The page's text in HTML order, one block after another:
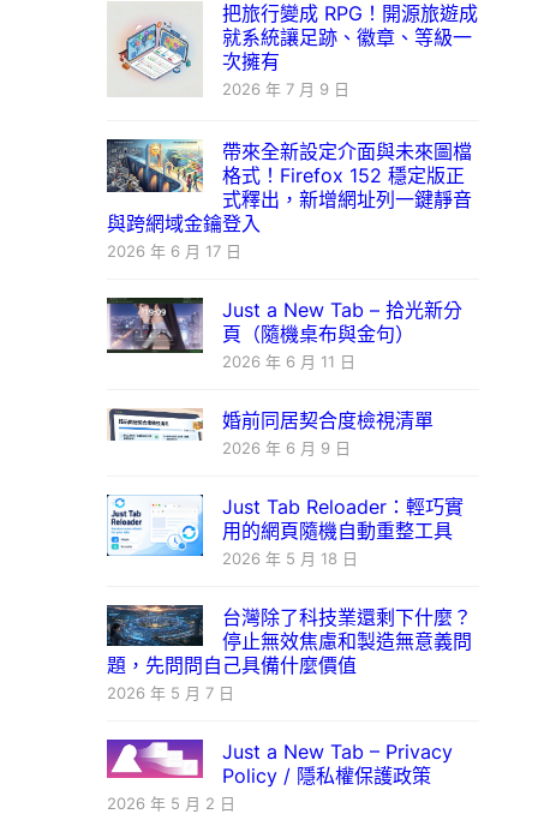
把旅行變成 RPG！開源旅遊成
就系統讓足跡、徽章、等級一
次擁有
2026 年 7 月 9 日
帶來全新設定介面與未來圖檔
格式！Firefox 152 穩定版正
式釋出，新增網址列一鍵靜音
與跨網域金鑰登入
2026 年 6 月 17 日
Just a New Tab – 拾光新分
頁（隨機桌布與金句）
2026 年 6 月 11 日
婚前同居契合度檢視清單
2026 年 6 月 9 日
Just Tab Reloader：輕巧實
用的網頁隨機自動重整工具
2026 年 5 月 18 日
台灣除了科技業還剩下什麼？
停止無效焦慮和製造無意義問
題，先問問自己具備什麼價值
2026 年 5 月 7 日
Just a New Tab – Privacy
Policy / 隱私權保護政策
2026 年 5 月 2 日